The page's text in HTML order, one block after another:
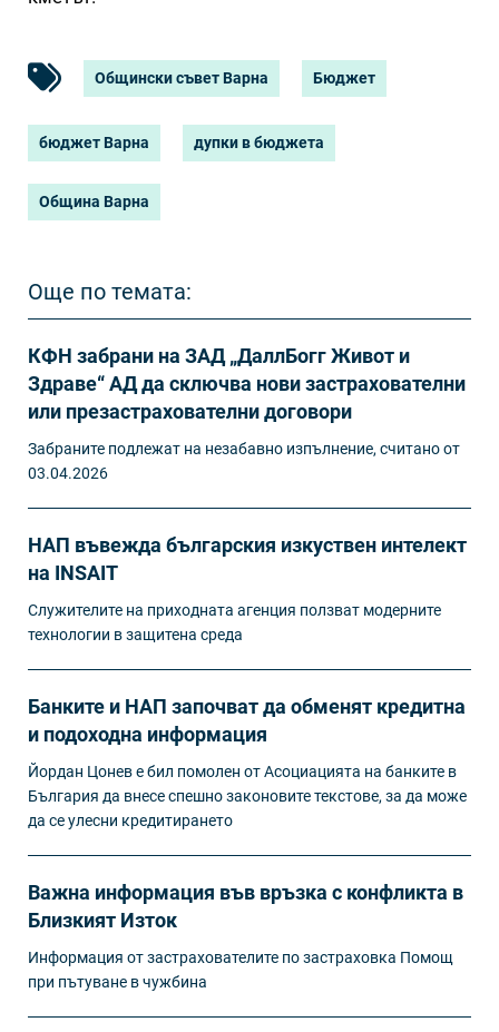
Общински съвет Варна Бюджет
бюджет Варна дупки в бюджета
Община Варна
Още по темата:
КФН забрани на ЗАД „ДаллБогг Живот и
Здраве“ АД да сключва нови застрахователни
или презастрахователни договори
Забраните подлежат на незабавно изпълнение, считано от
03.04.2026
НАП въвежда българския изкуствен интелект
на INSAIT
Служителите на приходната агенция ползват модерните
технологии в защитена среда
Банките и НАП започват да обменят кредитна
и подоходна информация
Йордан Цонев е бил помолен от Асоциацията на банките в
България да внесе спешно законовите текстове, за да може
да се улесни кредитирането
Важна информация във връзка с конфликта в
Близкият Изток
Информация от застрахователите по застраховка Помощ
при пътуване в чужбина